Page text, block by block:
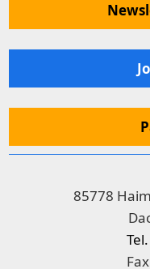
85778